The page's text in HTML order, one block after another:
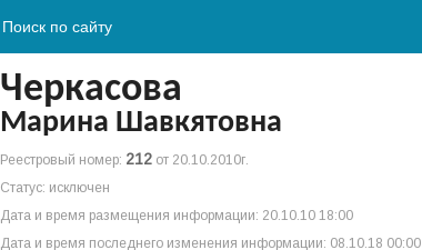
Черкасова
Марина Шавкятовна
Реестровый номер: 212 от 20.10.2010г.
Статус: исключен
Дата и время размещения информации: 20.10.10 18:00
Дата и время последнего изменения информации: 08.10.18 00:00